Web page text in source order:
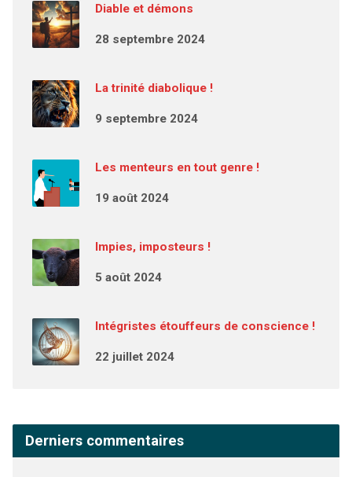
Diable et démons
28 septembre 2024
La trinité diabolique !
9 septembre 2024
Les menteurs en tout genre !
19 août 2024
Impies, imposteurs !
5 août 2024
Intégristes étouffeurs de conscience !
22 juillet 2024
Derniers commentaires